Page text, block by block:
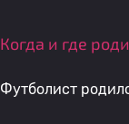
Когда и где
Футболист